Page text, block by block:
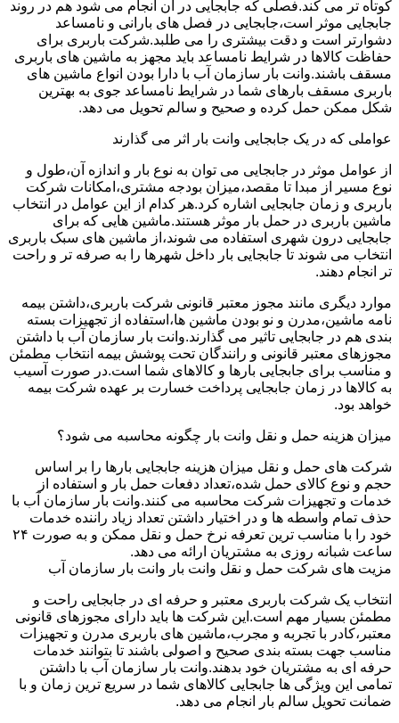
کوتاه تر می کند.فصلی که جابجایی در آن انجام می شود هم در روند
جابجایی موثر است،جابجایی در فصل های بارانی و نامساعد
دشوارتر است و دقت بیشتری را می طلبد.شرکت باربری برای
حفاظت کالاها در شرایط نامساعد باید مجهز به ماشین های باربری
مسقف باشند.وانت بار سازمان آب با دارا بودن انواع ماشین های
باربری مسقف بارهای شما در شرایط نامساعد جوی به بهترین
شکل ممکن حمل کرده و صحیح و سالم تحویل می دهد.
عواملی که در یک جابجایی وانت بار اثر می گذارند
از عوامل موثر در جابجایی می توان به نوع بار و اندازه آن،طول و
نوع مسیر از مبدا تا مقصد،میزان بودجه مشتری،امکانات شرکت
باربری و زمان جابجایی اشاره کرد.هر کدام از این عوامل در انتخاب
ماشین باربری در حمل بار موثر هستند.ماشین هایی که برای
جابجایی درون شهری استفاده می شوند،از ماشین های سبک باربری
انتخاب می شوند تا جابجایی بار داخل شهرها را به صرفه تر و راحت
تر انجام دهند.
موارد دیگری مانند مجوز معتبر قانونی شرکت باربری،داشتن بیمه
نامه ماشین،مدرن و نو بودن ماشین ها،استفاده از تجهیزات بسته
بندی هم در جابجایی تاثیر می گذارند.وانت بار سازمان آب با داشتن
مجوزهای معتبر قانونی و رانندگان تحت پوشش بیمه انتخاب مطمئن
و مناسب برای جابجایی بارها و کالاهای شما است.در صورت آسیب
به کالاها در زمان جابجایی پرداخت خسارت بر عهده شرکت بیمه
خواهد بود.
میزان هزینه حمل و نقل وانت بار چگونه محاسبه می شود؟
شرکت های حمل و نقل میزان هزینه جابجایی بارها را بر اساس
حجم و نوع کالای حمل شده،تعداد دفعات حمل بار و استفاده از
خدمات و تجهیزات شرکت محاسبه می کنند.وانت بار سازمان آب با
حذف تمام واسطه ها و در اختیار داشتن تعداد زیاد راننده خدمات
خود را با مناسب ترین تعرفه نرخ حمل و نقل ممکن و به صورت ۲۴
ساعت شبانه روزی به مشتریان ارائه می دهد.
مزیت های شرکت حمل و نقل وانت بار وانت بار سازمان آب
انتخاب یک شرکت باربری معتبر و حرفه ای در جابجایی راحت و
مطمئن بسیار مهم است.این شرکت ها باید دارای مجوزهای قانونی
معتبر،کادر با تجربه و مجرب،ماشین های باربری مدرن و تجهیزات
مناسب جهت بسته بندی صحیح و اصولی باشند تا بتوانند خدمات
حرفه ای به مشتریان خود بدهند.وانت بار سازمان آب با داشتن
تمامی این ویژگی ها جابجایی کالاهای شما در سریع ترین زمان و با
ضمانت تحویل سالم بار انجام می دهد.